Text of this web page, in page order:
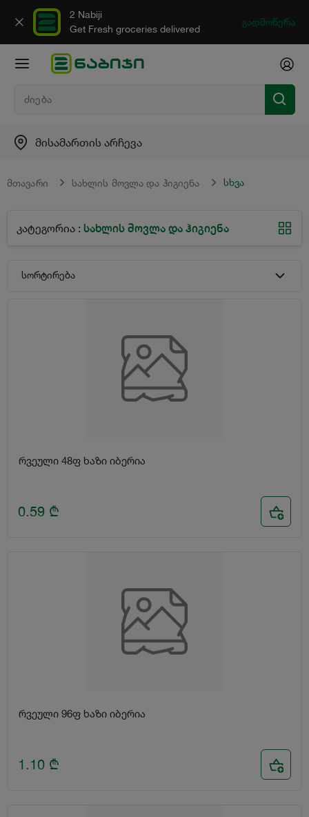
2 Nabiji
Get Fresh groceries delivered
გადმოწერა
მისამართის არჩევა
მთავარი სახლის მოვლა და ჰიგიენა სხვა
კატეგორია : სახლის მოვლა და ჰიგიენა
სორტირება
რვეული 48ფ ხაზი იბერია
0.59 ₾
რვეული 96ფ ხაზი იბერია
1.10 ₾